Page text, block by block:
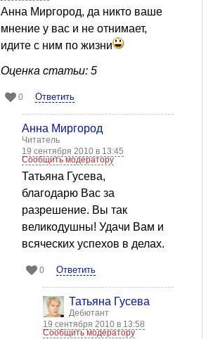
Анна Миргород, да никто ваше
мнение у вас и не отнимает,
идите с ним по жизни
Оценка статьи: 5
0 Ответить
Анна Миргород
Читатель
19 сентября 2010 в 13:45
Сообщить модератору
Татьяна Гусева,
благодарю Вас за
разрешение. Вы так
великодушны! Удачи Вам и
всяческих успехов в делах.
0 Ответить
Татьяна Гусева
Дебютант
19 сентября 2010 в 13:58
Сообщить модератору